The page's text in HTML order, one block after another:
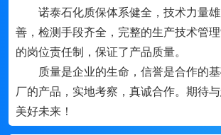
诺泰石化质保体系健全，技术力量
善，检测手段齐全，完整的生产技术管
的岗位责任制，保证了产品质量。
质量是企业的生命，信誉是合作的
厂的产品，实地考察，真诚合作。期待
美好未来！